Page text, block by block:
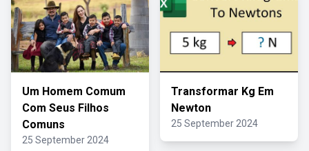
Um Homem Comum
Com Seus Filhos
Comuns
25 September 2024
Transformar Kg Em
Newton
25 September 2024